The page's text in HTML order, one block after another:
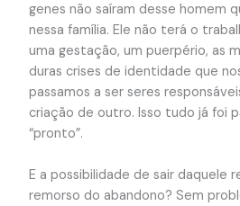
genes não saíram desse homem
nessa família. Ele não terá o
uma gestação, um puerpério, as
duras crises de identidade que
passamos a ser seres
criação de outro. Isso tudo já foi
“pronto”.
E a possibilidade de sair daquele
remorso do abandono? Sem